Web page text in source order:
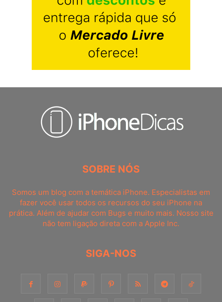
SOBRE NÓS
Somos um blog com a temática iPhone. Especialistas em
fazer você usar todos os recursos do seu iPhone na
prática. Além de ajudar com Bugs e muito mais. Nosso site
não tem ligação direta com a Apple Inc.
SIGA-NOS